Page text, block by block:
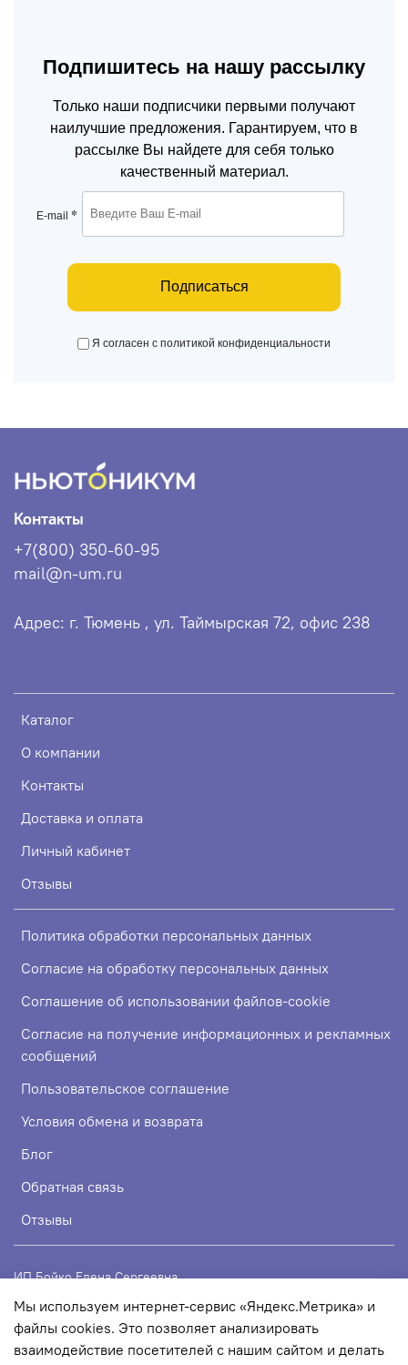
Подпишитесь на нашу рассылку
Только наши подписчики первыми получают
наилучшие предложения. Гарантируем, что в
рассылке Вы найдете для себя только
качественный материал.
E-mail *
Подписаться
Я согласен с политикой конфиденциальности
Каталог
О компании
Контакты
Доставка и оплата
Личный кабинет
Отзывы
Политика обработки персональных данных
Согласие на обработку персональных данных
Соглашение об использовании файлов-cookie
Согласие на получение информационных и рекламных
сообщений
Пользовательское соглашение
Условия обмена и возврата
Блог
Обратная связь
Отзывы
Контакты
+7(800) 350-60-95
mail@n-um.ru
Адрес: г. Тюмень , ул. Таймырская 72, офис 238
ИП Бойко Елена Сергеевна
ИНН 720319113307
ОГРНИП 324723200067956
Мы используем интернет-сервис «Яндекс.Метрика» и
файлы cookies. Это позволяет анализировать
взаимодействие посетителей с нашим сайтом и делать